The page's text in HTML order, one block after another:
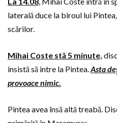
laterală duce la biroul lui
scărilor.
Mihai Coste stă 5 minute,
insistă să intre la Pintea.Asta
provoace nimic.
Pintea avea însă altă treabă.